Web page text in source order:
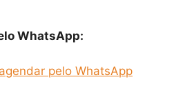
WhatsApp:
pelo WhatsApp